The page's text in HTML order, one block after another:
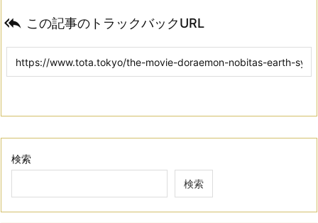
 この記事のトラックバックURL
検索
検索